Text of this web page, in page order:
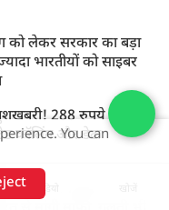
लेकर सरकार का बड़ा
भारतीयों को साइबर
288 रुपये के खर्च
कॉलिंग और डेटा
के आगे झुका मेटा,
You can